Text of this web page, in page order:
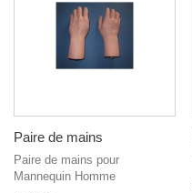
Paire de mains
Paire de mains pour
Mannequin Homme